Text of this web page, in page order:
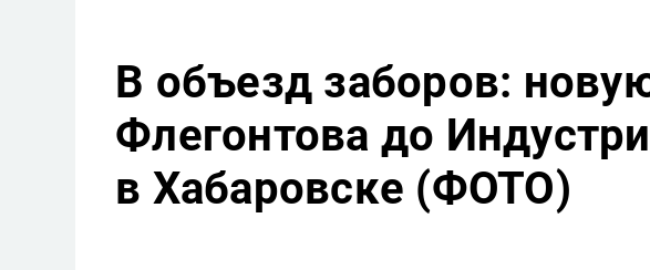
В объезд заборов:
Флегонтова до
в Хабаровске (ФОТО)